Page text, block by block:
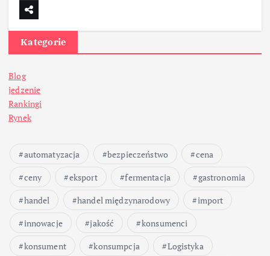
Kategorie
Blog
jedzenie
Rankingi
Rynek
automatyzacja bezpieczeństwo
cena
ceny
eksport fermentacja
gastronomia
handel
handel międzynarodowy
import
innowacje
jakość
konsumenci
konsument
konsumpcja
Logistyka